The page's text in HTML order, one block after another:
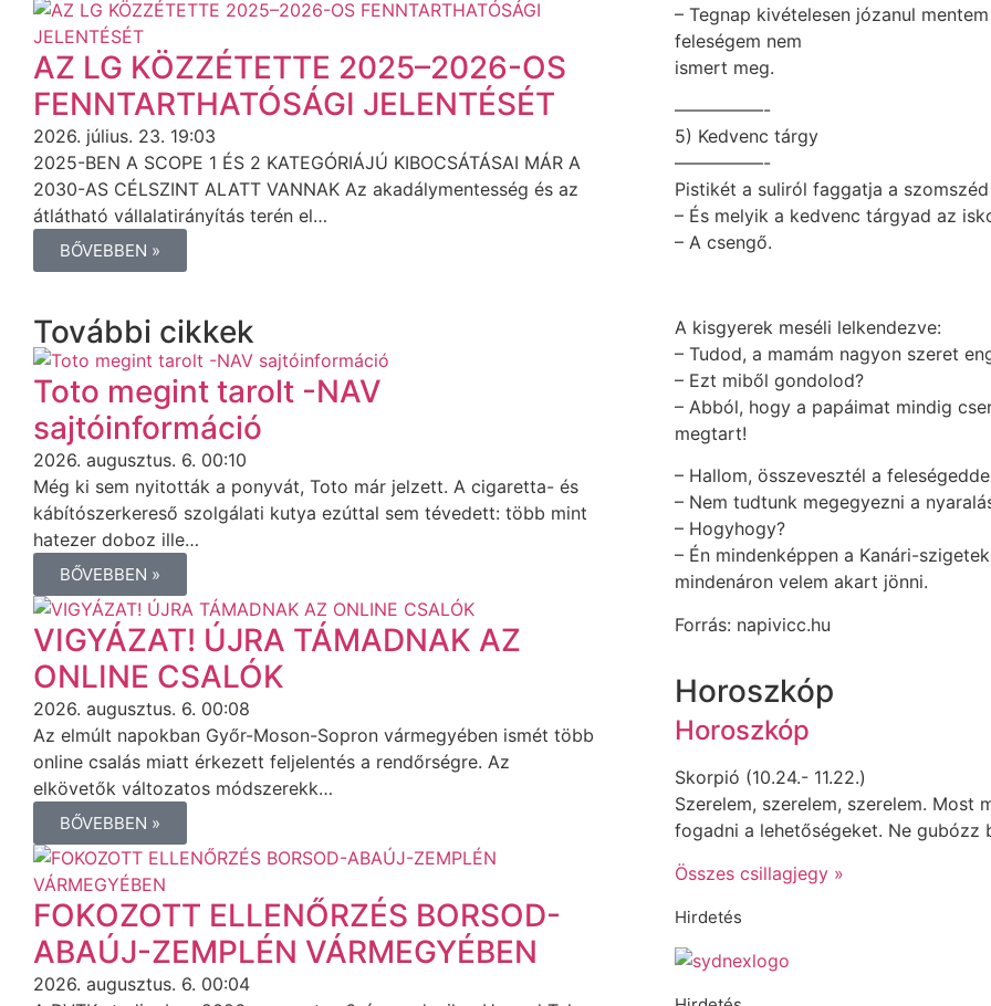
AZ LG KÖZZÉTETTE 2025–2026-OS
FENNTARTHATÓSÁGI JELENTÉSÉT
2026. július. 23. 19:03
2025-BEN A SCOPE 1 ÉS 2 KATEGÓRIÁJÚ KIBOCSÁTÁSAI MÁR A
2030-AS CÉLSZINT ALATT VANNAK Az akadálymentesség és az
átlátható vállalatirányítás terén el…
BŐVEBBEN »
További cikkek
Toto megint tarolt -NAV
sajtóinformáció
2026. augusztus. 6. 00:10
Még ki sem nyitották a ponyvát, Toto már jelzett. A cigaretta- és
kábítószerkereső szolgálati kutya ezúttal sem tévedett: több mint
hatezer doboz ille…
BŐVEBBEN »
VIGYÁZAT! ÚJRA TÁMADNAK AZ
ONLINE CSALÓK
2026. augusztus. 6. 00:08
Az elmúlt napokban Győr-Moson-Sopron vármegyében ismét több
online csalás miatt érkezett feljelentés a rendőrségre. Az
elkövetők változatos módszerekk…
BŐVEBBEN »
FOKOZOTT ELLENŐRZÉS BORSOD-
ABAÚJ-ZEMPLÉN VÁRMEGYÉBEN
2026. augusztus. 6. 00:04
– Tegnap kivételesen józanul
feleségem nem
ismert meg.
—————-
5) Kedvenc tárgy
—————-
Pistikét a suliról faggatja a
– És melyik a kedvenc tárgyad az
– A csengő.
A kisgyerek meséli lelkendezve:
– Tudod, a mamám nagyon szeret
– Ezt miből gondolod?
– Abból, hogy a papáimat mindig
megtart!
– Hallom, összevesztél a
– Nem tudtunk megegyezni a
– Hogyhogy?
– Én mindenképpen a Kanári-
mindenáron velem akart jönni.
Forrás: napivicc.hu
Horoszkóp
Horoszkóp
Skorpió (10.24.- 11.22.)
Szerelem, szerelem, szerelem. Most
fogadni a lehetőségeket. Ne gubózz
Összes csillagjegy »
Hirdetés